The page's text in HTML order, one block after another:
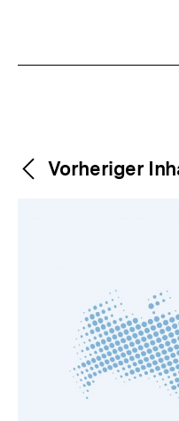
Weitere
Content-
Navigation
Vorheriger